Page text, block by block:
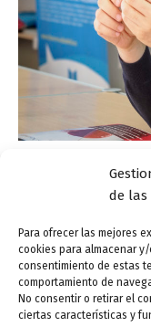
de las
Para ofrecer las mejores
cookies para almacenar
consentimiento de estas
comportamiento de
No consentir o retirar el
ciertas características y
Andrés
conscientes
ensutinta/5 junio,
El escritor
Neuman